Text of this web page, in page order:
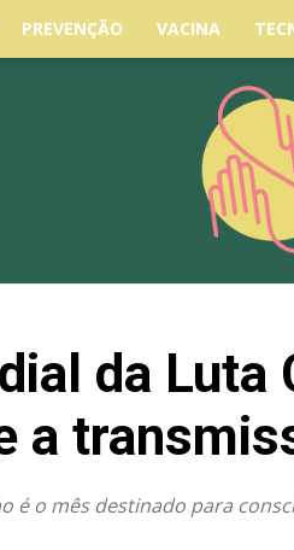
PREVENÇÃO VACINA
da
a
é o mês destinado para